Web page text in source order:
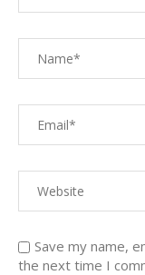
Save my name,
the next time I